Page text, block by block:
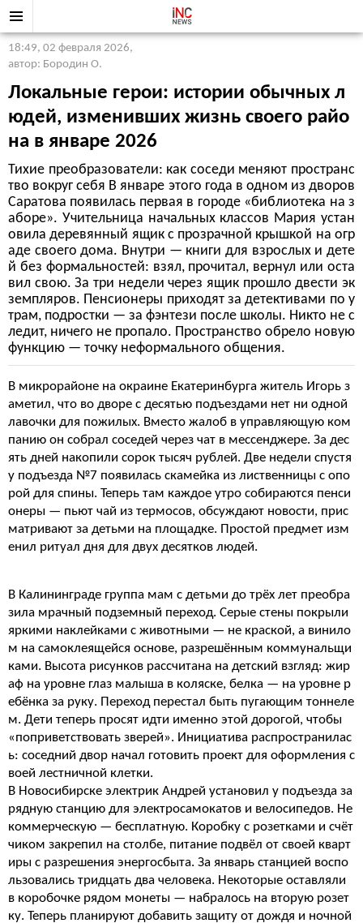
18:49, 02 февраля 2026,
автор: Бородин О.
Локальные герои: истории обычных л
юдей, изменивших жизнь своего райо
на в январе 2026
Тихие преобразователи: как соседи меняют пространс
тво вокруг себя В январе этого года в одном из дворов
Саратова появилась первая в городе «библиотека на з
аборе». Учительница начальных классов Мария устан
овила деревянный ящик с прозрачной крышкой на огр
аде своего дома. Внутри — книги для взрослых и дете
й без формальностей: взял, прочитал, вернул или оста
вил свою. За три недели через ящик прошло двести эк
земпляров. Пенсионеры приходят за детективами по у
трам, подростки — за фэнтези после школы. Никто не с
ледит, ничего не пропало. Пространство обрело новую
функцию — точку неформального общения.
В микрорайоне на окраине Екатеринбурга житель Игорь з
аметил, что во дворе с десятью подъездами нет ни одной
лавочки для пожилых. Вместо жалоб в управляющую ком
панию он собрал соседей через чат в мессенджере. За дес
ять дней накопили сорок тысяч рублей. Две недели спустя
у подъезда №7 появилась скамейка из лиственницы с опо
рой для спины. Теперь там каждое утро собираются пенси
онеры — пьют чай из термосов, обсуждают новости, прис
матривают за детьми на площадке. Простой предмет изм
енил ритуал дня для двух десятков людей.
В Калининграде группа мам с детьми до трёх лет преобра
зила мрачный подземный переход. Серые стены покрыли
яркими наклейками с животными — не краской, а винило
м на самоклеящейся основе, разрешённым коммунальщи
ками. Высота рисунков рассчитана на детский взгляд: жир
аф на уровне глаз малыша в коляске, белка — на уровне р
ебёнка за руку. Переход перестал быть пугающим тоннеле
м. Дети теперь просят идти именно этой дорогой, чтобы
«поприветствовать зверей». Инициатива распространилас
ь: соседний двор начал готовить проект для оформления с
воей лестничной клетки.
В Новосибирске электрик Андрей установил у подъезда за
рядную станцию для электросамокатов и велосипедов. Не
коммерческую — бесплатную. Коробку с розетками и счёт
чиком закрепил на столбе, питание подвёл от своей кварт
иры с разрешения энергосбыта. За январь станцией воспо
льзовались тридцать два человека. Некоторые оставляли
в коробочке рядом монеты — набралось на вторую розет
ку. Теперь планируют добавить защиту от дождя и ночной